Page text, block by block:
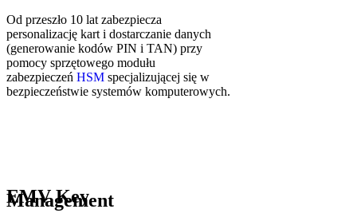
Od przeszło 10 lat zabezpiecza
personalizację kart i dostarczanie danych
(generowanie kodów PIN i TAN) przy
pomocy sprzętowego modułu
zabezpieczeń HSM specjalizującej się w
bezpieczeństwie systemów komputerowych.
EMV Key
Management